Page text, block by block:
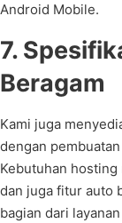
Android Mobile.
7.
Beragam
Kami juga
dengan
Kebutuhan hosting
dan juga fitur auto
bagian dari